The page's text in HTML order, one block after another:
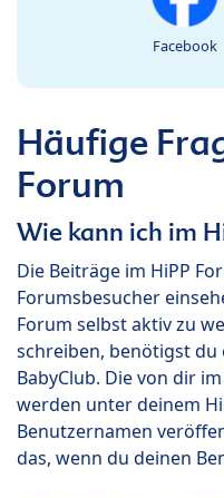
Facebook
Häufige
Forum
Wie kann ich im
Die Beiträge im HiPP
Forumsbesucher
Forum selbst aktiv zu
schreiben, benötigst du
BabyClub. Die von dir
werden unter deinem
Benutzernamen
das, wenn du deinen